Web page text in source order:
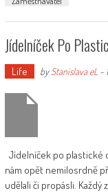
Jídelníček Po
Life byStanislava eL -
Jídelníček po plastické
nám opět nemilosrdně
udělali či propásli.